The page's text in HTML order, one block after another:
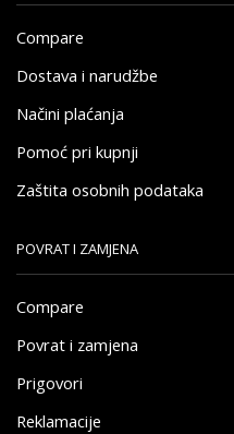
Compare
Dostava i narudžbe
Načini plaćanja
Pomoć pri kupnji
Zaštita osobnih podataka
POVRAT I ZAMJENA
Compare
Povrat i zamjena
Prigovori
Reklamacije